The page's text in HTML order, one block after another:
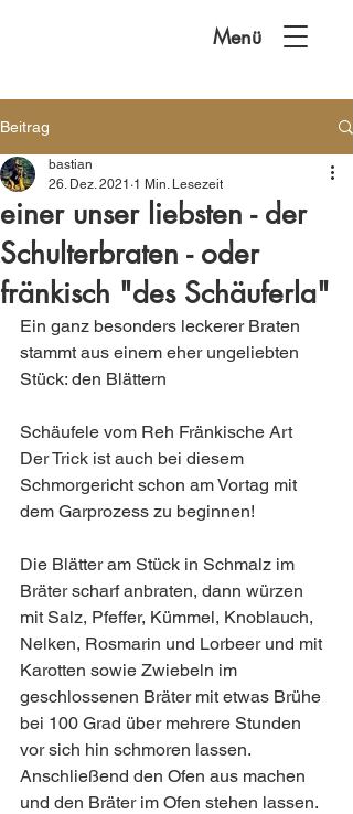
Menü
Beitrag
einer unser liebsten - der
Schulterbraten - oder
fränkisch "des Schäuferla"
bastian
26. Dez. 2021 1 Min. Lesezeit
Ein ganz besonders leckerer Braten
stammt aus einem eher ungeliebten
Stück: den Blättern
Schäufele vom Reh Fränkische Art
Der Trick ist auch bei diesem
Schmorgericht schon am Vortag mit
dem Garprozess zu beginnen!
Die Blätter am Stück in Schmalz im
Bräter scharf anbraten, dann würzen
mit Salz, Pfeffer, Kümmel, Knoblauch,
Nelken, Rosmarin und Lorbeer und mit
Karotten sowie Zwiebeln im
geschlossenen Bräter mit etwas Brühe
bei 100 Grad über mehrere Stunden
vor sich hin schmoren lassen.
Anschließend den Ofen aus machen
und den Bräter im Ofen stehen lassen.